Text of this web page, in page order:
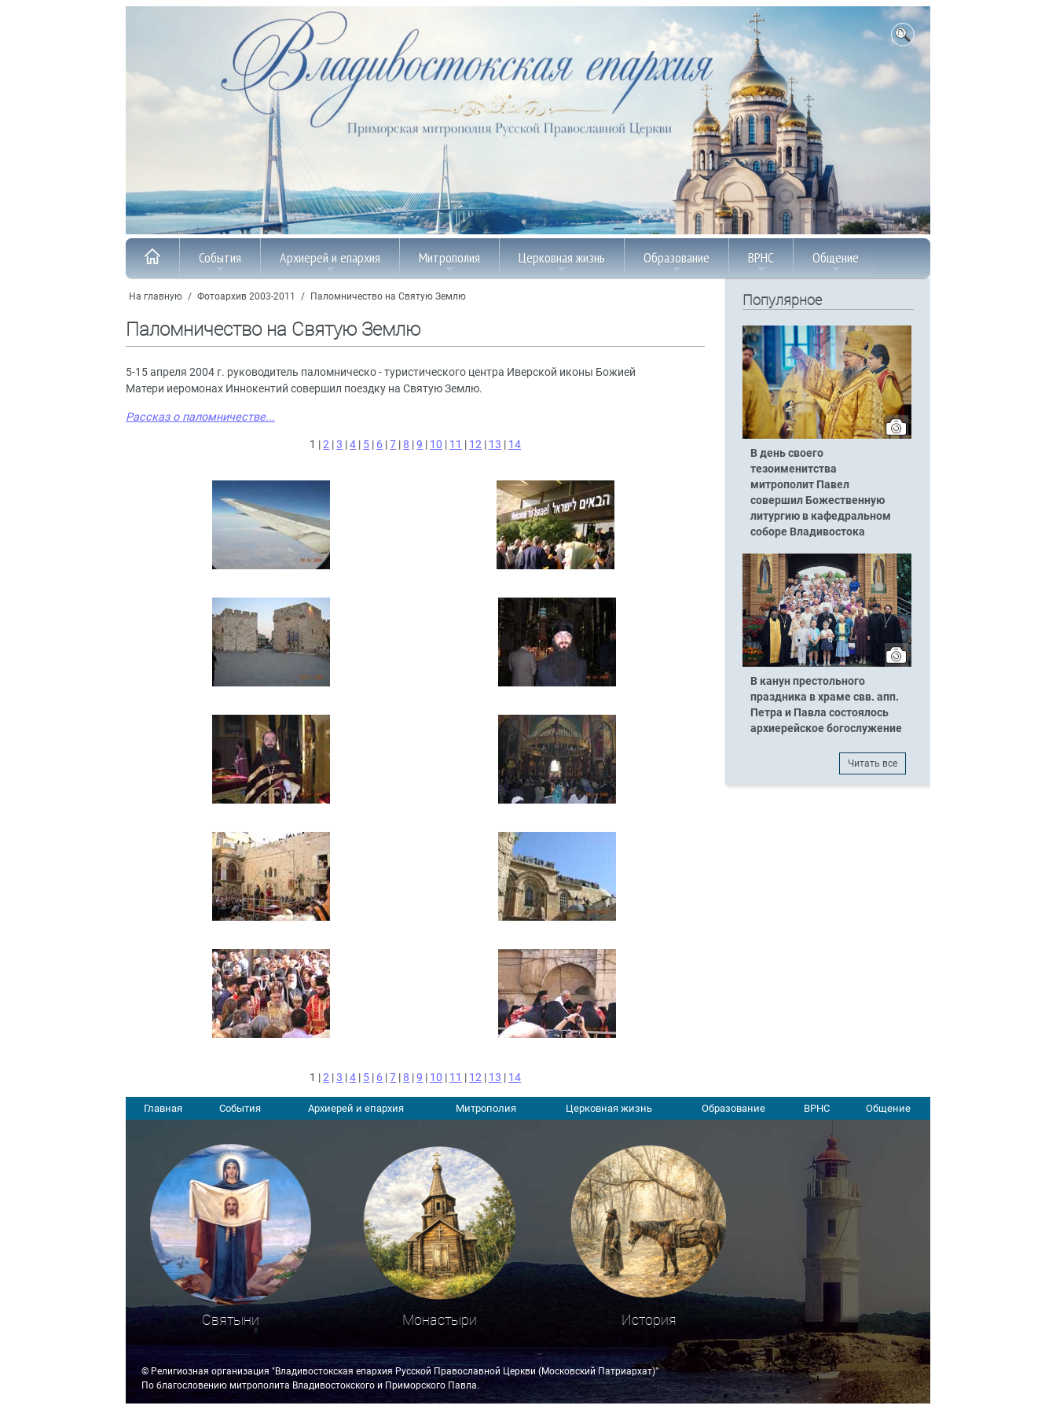
События Архиерей и епархия Митрополия Церковная жизнь Образование ВРНС Общение
На главную / Фотоархив 2003-2011 / Паломничество на Святую Землю
Паломничество на Святую Землю
5-15 апреля 2004 г. руководитель паломническо - туристического центра Иверской иконы Божией
Матери иеромонах Иннокентий совершил поездку на Святую Землю.
Рассказ о паломничестве...
1 |2 |3 |4 | 5 | 6 |7 |8 |9 | 10 | 11 | 12 | 13 | 14
1 |2 |3 |4 | 5 | 6 |7 |8 |9 | 10 | 11 | 12 | 13 | 14
Популярное
В день своего
тезоименитства
митрополит Павел
совершил Божественную
литургию в кафедральном
соборе Владивостока
В канун престольного
праздника в храме свв. апп.
Петра и Павла состоялось
архиерейское богослужение
Читать все
Главная События Архиерей и епархия Митрополия Церковная жизнь Образование ВРНС Общение
Святыни Монастыри История
© Религиозная организация "Владивостокская епархия Русской Православной Церкви (Московский Патриархат)"
По благословению митрополита Владивостокского и Приморского Павла.